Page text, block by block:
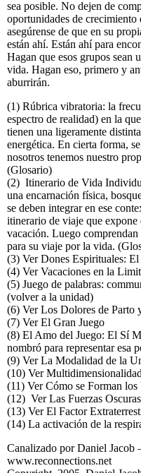
sea posible. No dejen de
oportunidades de crecimiento
asegúrense de que en su
están ahí. Están ahí para
Hagan que esos grupos sean
vida. Hagan eso, primero y
aburrirán.
(1) Rúbrica vibratoria: la
espectro de realidad) en la
tienen una ligeramente
energética. En cierta forma,
nosotros tenemos nuestro
(Glosario)
(2) Itinerario de Vida
una encarnación física,
se deben integrar en ese
itinerario de viaje que
vacación. Luego comprendan
para su viaje por la vida.
(3) Ver Dones Espirituales:
(4) Ver Vacaciones en la
(5) Juego de palabras:
(volver a la unidad)
(6) Ver Los Dolores de Parto
(7) Ver El Gran Juego
(8) El Amo del Juego: El Sí
nombró para representar esa
(9) Ver La Modalidad de la
(10) Ver Multidimensionalidad
(11) Ver Cómo se Forman
(12) Ver Las Fuerzas
(13) Ver El Factor
(14) La activación de la
Canalizado por Daniel Jacob
www.reconnections.net